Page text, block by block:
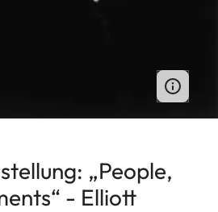
„People,
- Elliott